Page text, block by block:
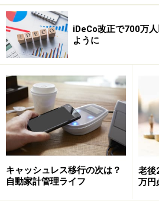
iDeCo改正で700万
ように
キャッシュレス移行の次は？
自動家計管理ライフ
老後
万円